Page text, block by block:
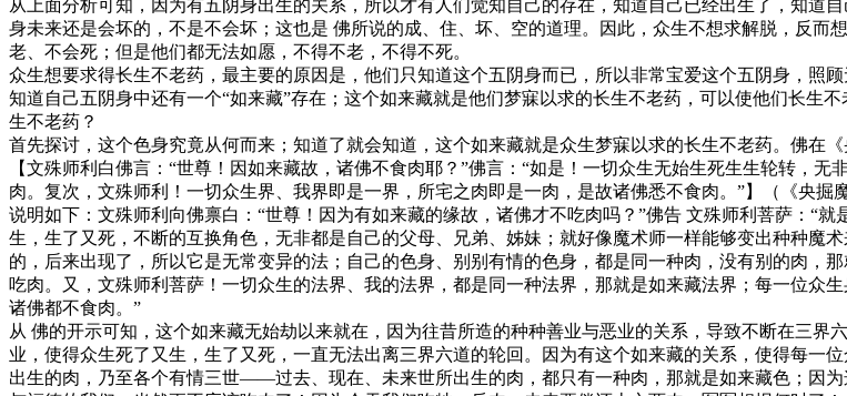
从上面分析可知，因为有五阴身出生的关系，所以才有人们觉知自己的存在，知道自己已经出生了，知道
身未来还是会坏的，不是不会坏；这也是 佛所说的成、住、坏、空的道理。因此，众生不想求解脱，反
老、不会死；但是他们都无法如愿，不得不老，不得不死。
众生想要求得长生不老药，最主要的原因是，他们只知道这个五阴身而已，所以非常宝爱这个五阴身，照
知道自己五阴身中还有一个“如来藏”存在；这个如来藏就是他们梦寐以求的长生不老药，可以使他们长生
生不老药？
首先探讨，这个色身究竟从何而来；知道了就会知道，这个如来藏就是众生梦寐以求的长生不老药。佛在《
【文殊师利白佛言：“世尊！因如来藏故，诸佛不食肉耶？”佛言：“如是！一切众生无始生死生生轮转，
肉。复次，文殊师利！一切众生界、我界即是一界，所宅之肉即是一肉，是故诸佛悉不食肉。”】（《央掘
说明如下：文殊师利向佛禀白：“世尊！因为有如来藏的缘故，诸佛才不吃肉吗？”佛告 文殊师利菩萨：“
生，生了又死，不断的互换角色，无非都是自己的父母、兄弟、姊妹；就好像魔术师一样能够变出种种魔
的，后来出现了，所以它是无常变异的法；自己的色身、别别有情的色身，都是同一种肉，没有别的肉，
吃肉。又，文殊师利菩萨！一切众生的法界、我的法界，都是同一种法界，那就是如来藏法界；每一位众
诸佛都不食肉。”
从 佛的开示可知，这个如来藏无始劫以来就在，因为往昔所造的种种善业与恶业的关系，导致不断在三
业，使得众生死了又生，生了又死，一直无法出离三界六道的轮回。因为有这个如来藏的关系，使得每一
出生的肉，乃至各个有情三世——过去、现在、未来世所出生的肉，都只有一种肉，那就是如来藏色；因